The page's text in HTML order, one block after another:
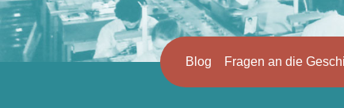
Blog Fragen an die